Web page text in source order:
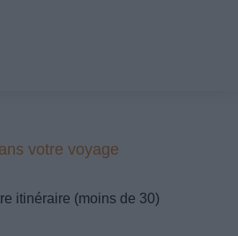
votre voyage
itinéraire (moins de 30)